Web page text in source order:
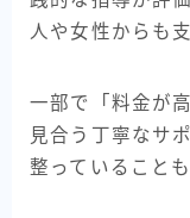
人や女性からも
一部で「料金が
見合う丁寧なサ
整っていること